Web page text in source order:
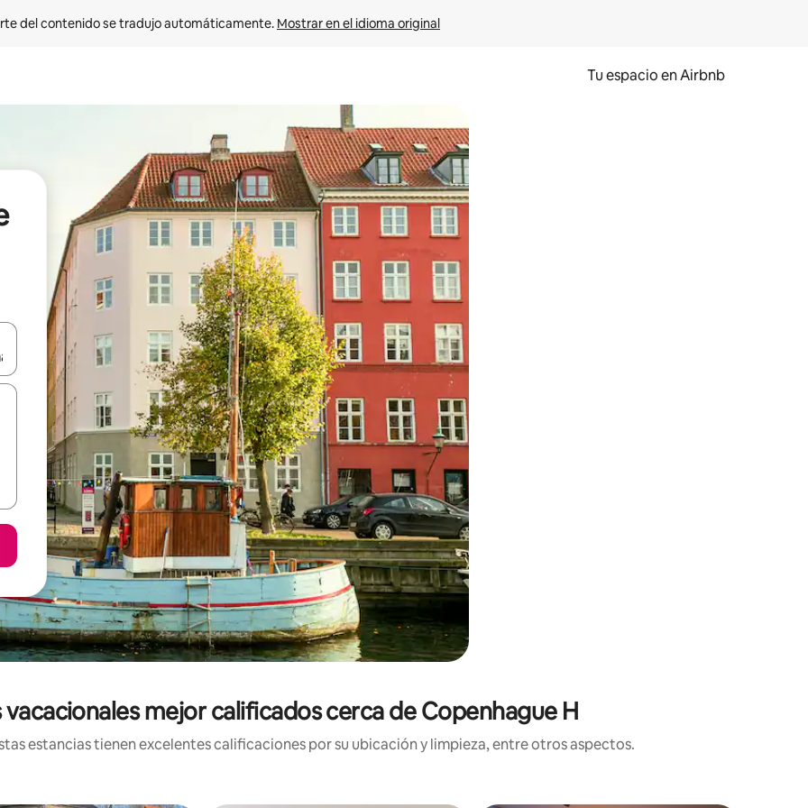
del contenido se tradujo automáticamente. Mostrar en el idioma original
Tu espacio en Airbnb
usando las teclas de las flechas hacia arriba y hacia abajo, o bien tocando y deslizando la pantalla.
mejor calificados cerca de Copenhague H
estancias tienen excelentes calificaciones por su ubicación y limpieza, entre otros aspectos.